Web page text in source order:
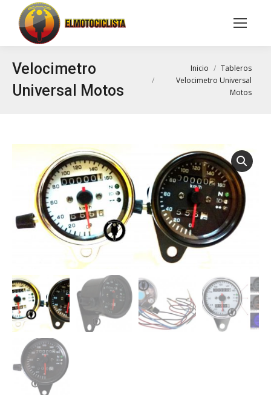
Buscar:
Velocimetro
Universal Motos
Inicio
Tableros
Velocimetro Universal
Motos